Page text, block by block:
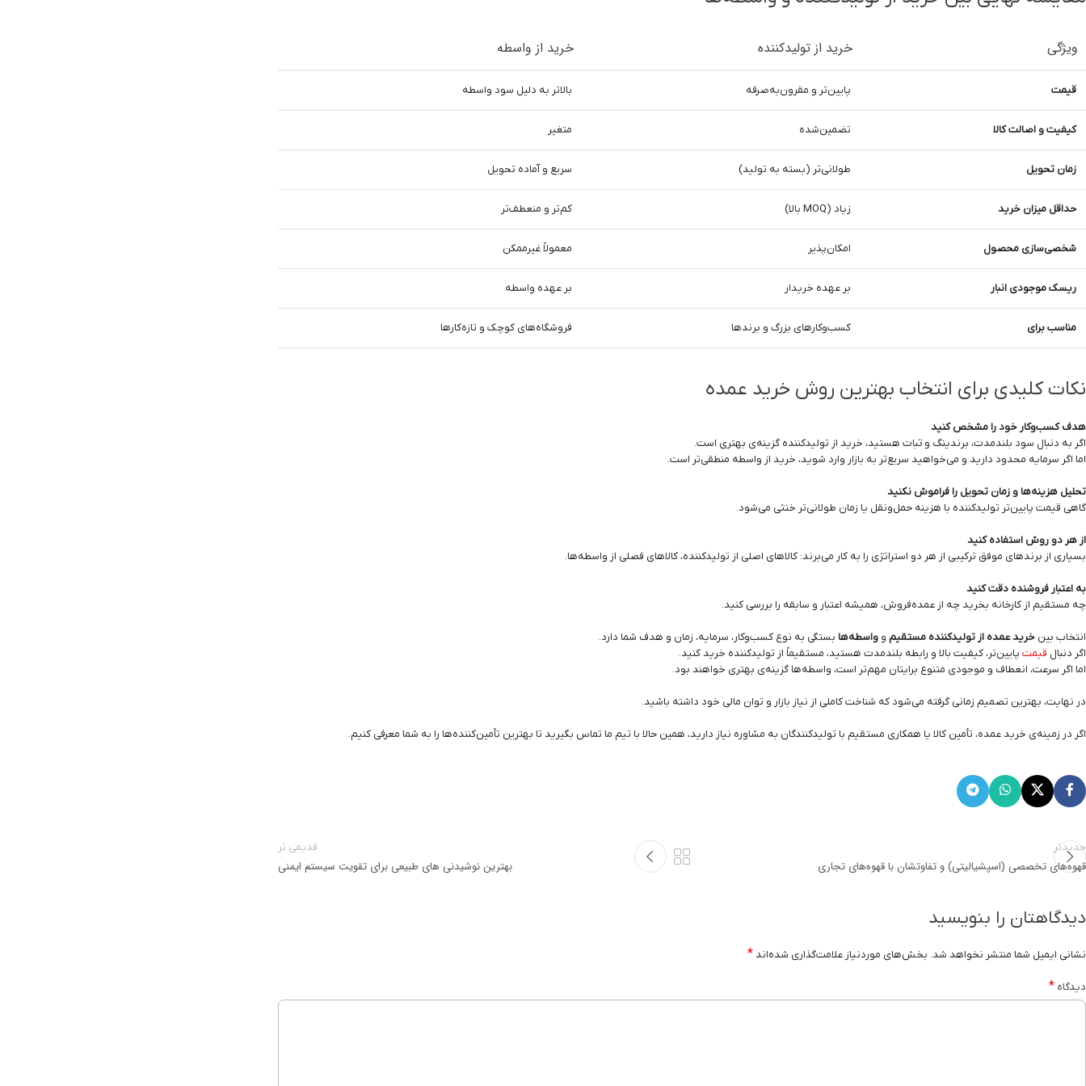
ویژگی خرید از تولیدکننده خرید از واسطه
قیمت پایین‌تر و مقرون‌به‌صرفه بالاتر به دلیل سود واسطه
کیفیت و اصالت کالا تضمین‌شده متغیر
زمان تحویل طولانی‌تر (بسته به تولید) سریع و آماده تحویل
حداقل میزان خرید زیاد (MOQ بالا) کم‌تر و منعطف‌تر
شخصی‌سازی محصول امکان‌پذیر معمولاً غیرممکن
ریسک موجودی انبار بر عهده خریدار بر عهده واسطه
مناسب برای کسب‌وکارهای بزرگ و برندها فروشگاه‌های کوچک و تازه‌کارها
نکات کلیدی برای انتخاب بهترین روش خرید عمده
هدف کسب‌وکار خود را مشخص کنید
اگر به دنبال سود بلندمدت، برندینگ و ثبات هستید، خرید از تولیدکننده گزینه‌ی بهتری است.
اما اگر سرمایه محدود دارید و می‌خواهید سریع‌تر به بازار وارد شوید، خرید از واسطه منطقی‌تر است.
تحلیل هزینه‌ها و زمان تحویل را فراموش نکنید
گاهی قیمت پایین‌تر تولیدکننده با هزینه حمل‌ونقل یا زمان طولانی‌تر خنثی می‌شود.
از هر دو روش استفاده کنید
بسیاری از برندهای موفق ترکیبی از هر دو استراتژی را به کار می‌برند: کالاهای اصلی از تولیدکننده، کالاهای فصلی از واسطه‌ها.
به اعتبار فروشنده دقت کنید
چه مستقیم از کارخانه بخرید چه از عمده‌فروش، همیشه اعتبار و سابقه را بررسی کنید.
انتخاب بین خرید عمده از تولیدکننده مستقیم و واسطه‌ها بستگی به نوع کسب‌وکار، سرمایه، زمان و هدف شما دارد.
اگر دنبال قیمت پایین‌تر، کیفیت بالا و رابطه بلندمدت هستید، مستقیماً از تولیدکننده خرید کنید.
اما اگر سرعت، انعطاف و موجودی متنوع برایتان مهم‌تر است، واسطه‌ها گزینه‌ی بهتری خواهند بود.
در نهایت، بهترین تصمیم زمانی گرفته می‌شود که شناخت کاملی از نیاز بازار و توان مالی خود داشته باشید.
اگر در زمینه‌ی خرید عمده، تأمین کالا یا همکاری مستقیم با تولیدکنندگان به مشاوره نیاز دارید، همین حالا با تیم ما تماس بگیرید تا بهترین تأمین‌کننده‌ها را به شما معرفی کنیم.
جدیدتر
قهوه‌های تخصصی (اسپشیالیتی) و تفاوتشان با قهوه‌های تجاری
قدیمی تر
بهترین نوشیدنی‌ های طبیعی برای تقویت سیستم ایمنی
دیدگاهتان را بنویسید
نشانی ایمیل شما منتشر نخواهد شد. بخش‌های موردنیاز علامت‌گذاری شده‌اند*
دیدگاه *